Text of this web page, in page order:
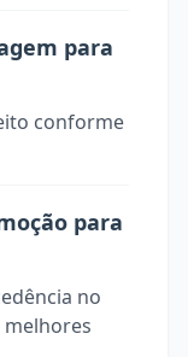
para
conforme
para
no